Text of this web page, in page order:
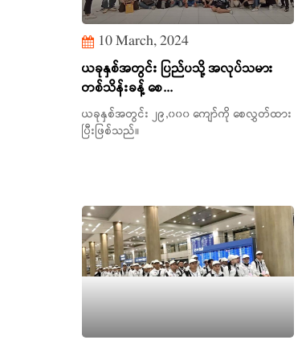
10 March, 2024
ယခုနှစ်အတွင်း ပြည်ပသို့ အလုပ်သမား
တစ်သိန်းခန့် စေ...
ယခုနှစ်အတွင်း ၂၉,၀၀၀ ကျော်ကို စေလွှတ်ထား
ပြီးဖြစ်သည်။